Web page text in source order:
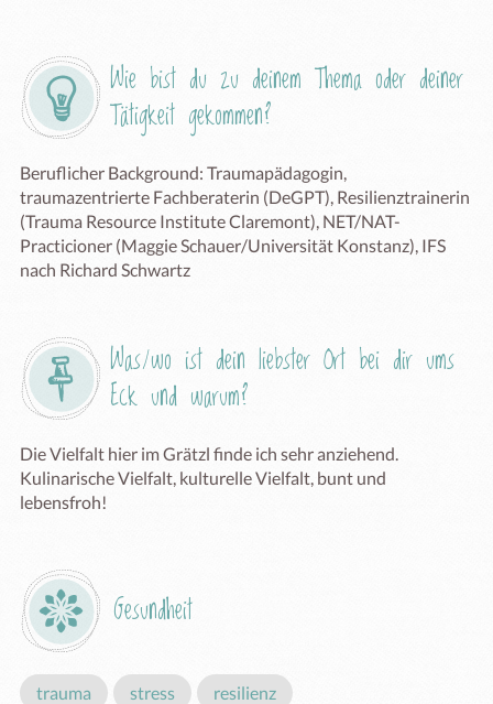
Wie bist du zu deinem Thema oder deiner
Tätigkeit gekommen?
Beruflicher Background: Traumapädagogin,
traumazentrierte Fachberaterin (DeGPT), Resilienztrainerin
(Trauma Resource Institute Claremont), NET/NAT-
Practicioner (Maggie Schauer/Universität Konstanz), IFS
nach Richard Schwartz
Was/wo ist dein liebster Ort bei dir ums
Eck und warum?
Die Vielfalt hier im Grätzl finde ich sehr anziehend.
Kulinarische Vielfalt, kulturelle Vielfalt, bunt und
lebensfroh!
Gesundheit
trauma stress resilienz